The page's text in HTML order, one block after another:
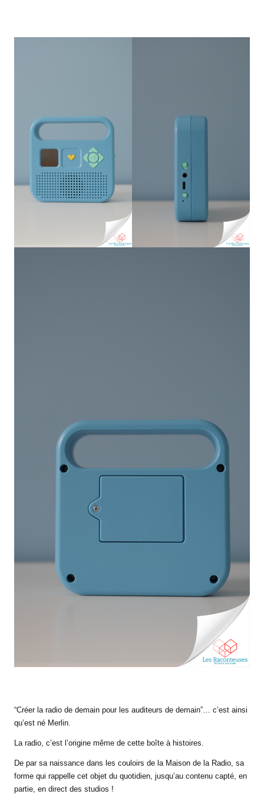
s
“Créer la radio de demain pour les auditeurs de demain”… c’est ainsi
qu’est né Merlin.
La radio, c’est l’origine même de cette boîte à histoires.
De par sa naissance dans les couloirs de la Maison de la Radio, sa
forme qui rappelle cet objet du quotidien, jusqu’au contenu capté, en
partie, en direct des studios !